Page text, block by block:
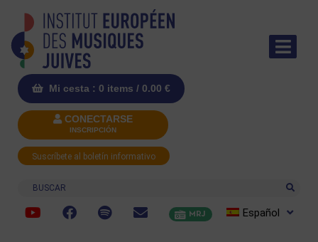
Mi cesta : 0 items / 0.00 €
CONECTARSE
INSCRIPCIÓN
Suscríbete al boletín informativo
Buscar
MRJ Español